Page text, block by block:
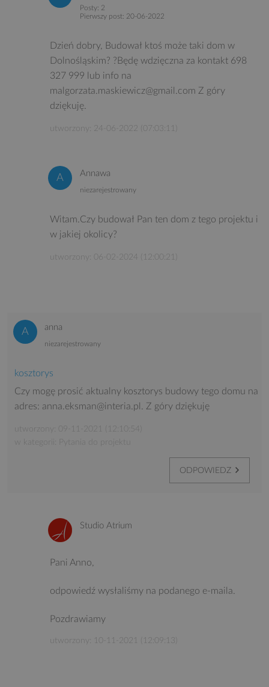
Posty: 2
Pierwszy post: 20-06-2022
Dzień dobry, Budował ktoś może taki dom w
Dolnośląskim? ?Będę wdzięczna za kontakt 698
327 999 lub info na
malgorzata.maskiewicz@gmail.com Z góry
dziękuję.
utworzony: 24-06-2022 (07:03:11)
Annawa
niezarejestrowany
Witam.Czy budował Pan ten dom z tego projektu i
w jakiej okolicy?
utworzony: 06-02-2024 (12:00:21)
anna
niezarejestrowany
kosztorys
Czy mogę prosić aktualny kosztorys budowy tego domu na
adres: anna.eksman@interia.pl. Z góry dziękuję
utworzony: 09-11-2021 (12:10:54)
w kategorii: Pytania do projektu
ODPOWIEDZ
Studio Atrium
Pani Anno,
odpowiedź wysłaliśmy na podanego e-maila.
Pozdrawiamy
utworzony: 10-11-2021 (12:09:13)